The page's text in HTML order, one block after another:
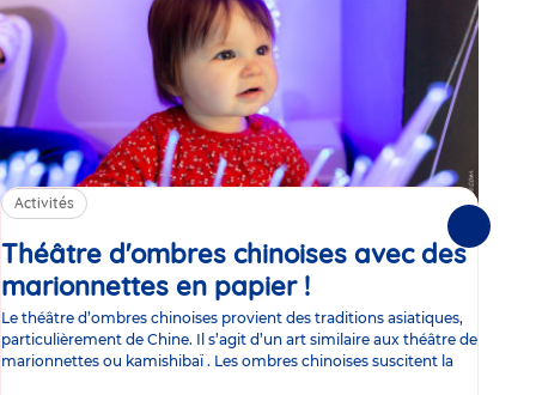
Activités
Théâtre d'ombres chinoises avec des
marionnettes en papier !
Le théâtre d’ombres chinoises provient des traditions asiatiques,
particulièrement de Chine. Il s’agit d’un art similaire aux théâtre de
marionnettes ou kamishibaï . Les ombres chinoises suscitent la